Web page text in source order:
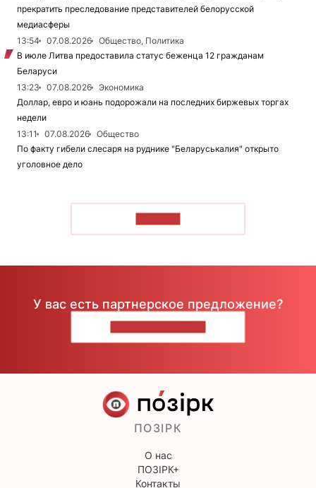
прекратить преследование представителей белорусской
медиасферы
13:54
07.08.2026
Общество, Политика
В июле Литва предоставила статус беженца 12 гражданам
Беларуси
13:23
07.08.2026
Экономика
Доллар, евро и юань подорожали на последних биржевых торгах
недели
13:11
07.08.2026
Общество
По факту гибели слесаря на руднике "Беларуськалия" открыто
уголовное дело
У вас есть партнерское предложение?
ПОЗІРК
О нас
ПОЗІРК+
Контакты